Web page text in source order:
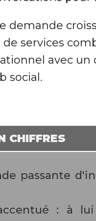
demande
services
avec un
social.
CHIFFRES
passante
accentué : à